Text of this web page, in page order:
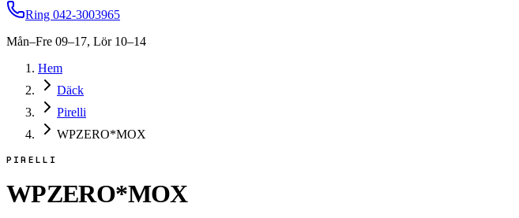
Ring 042-3003965
Mån–Fre 09–17, Lör 10–14
Hem
Däck
Pirelli
WPZERO*MOX
PIRELLI
WPZERO*MOX